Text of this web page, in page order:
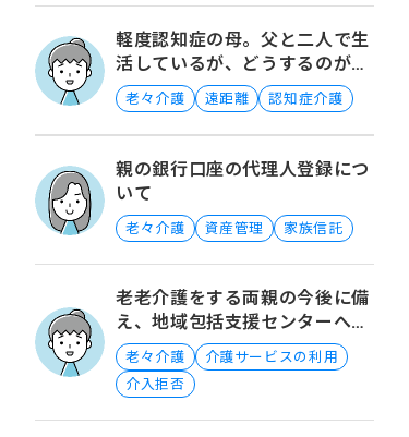
軽度認知症の母。父と二人で生
活しているが、どうするのがい
いでしょうか？
老々介護 遠距離 認知症介護
親の銀行口座の代理人登録につ
いて
老々介護 資産管理 家族信託
老老介護をする両親の今後に備
え、地域包括支援センターへ相
談をすることについて
老々介護
介護サービスの利用
介入拒否